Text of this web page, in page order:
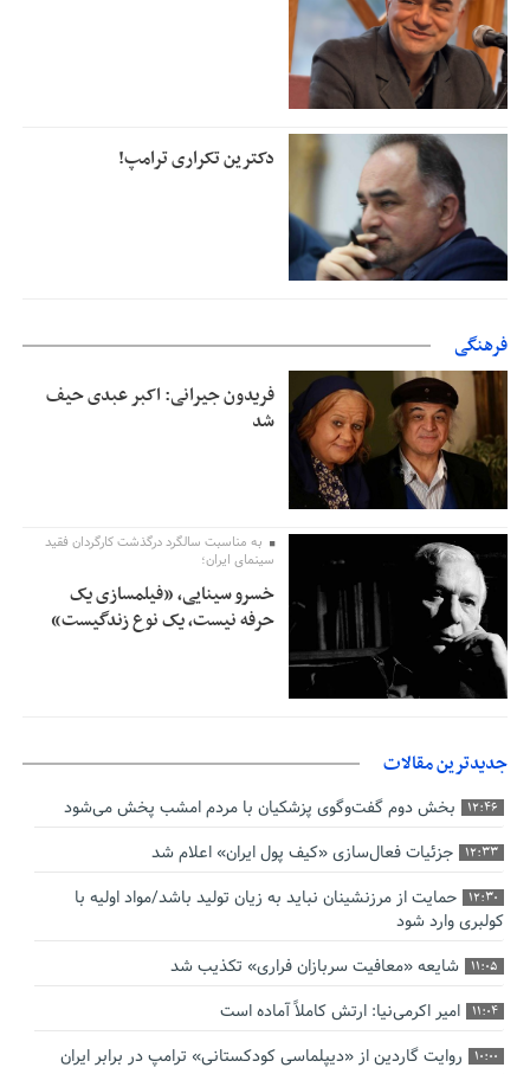
دکترین تکراری ترامپ!
فرهنگی
فریدون جیرانی: اکبر عبدی حیف
شد
به مناسبت سالگرد درگذشت کارگردان فقید
سینمای ایران؛
خسرو سینایی، «فیلمسازی یک
حرفه نیست، یک نوع زندگیست»
جدیدترین مقالات
12:46 بخش دوم گفت‌وگوی پزشکیان با مردم امشب پخش می‌شود
12:33 جزئیات فعال‌سازی «کیف پول ایران» اعلام شد
12:30
حمایت از مرزنشینان نباید به زیان تولید باشد/مواد اولیه با
کولبری وارد شود
11:05 شایعه «معافیت سربازان فراری» تکذیب شد
11:04 امیر اکرمی‌نیا: ارتش کاملاً آماده است
10:00 روایت گاردین از «دیپلماسی کودکستانی» ترامپ در برابر ایران